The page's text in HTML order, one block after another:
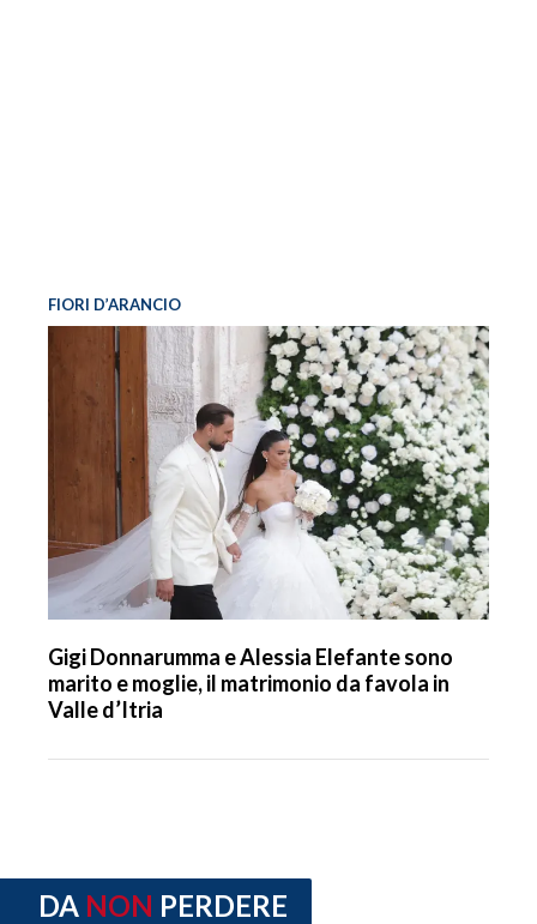
FIORI D’ARANCIO
Gigi Donnarumma e Alessia Elefante sono
marito e moglie, il matrimonio da favola in
Valle d’Itria
DA NON PERDERE